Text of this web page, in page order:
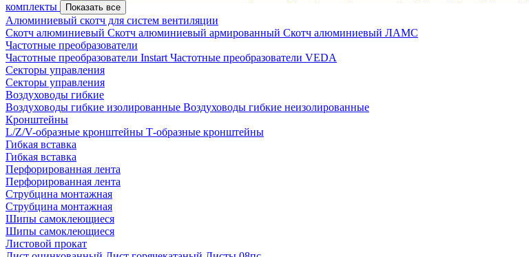
комплекты
Показать все
Алюминиевый скотч для систем вентиляции
Скотч алюминиевый Скотч алюминиевый армированный Скотч алюминиевый ЛАМС
Частотные преобразователи
Частотные преобразователи Instart Частотные преобразователи VEDA
Секторы управления
Секторы управления
Воздуховоды гибкие
Воздуховоды гибкие изолированные Воздуховоды гибкие неизолированные
Кронштейны
L/Z/V-образные кронштейны Т-образные кронштейны
Гибкая вставка
Гибкая вставка
Перфорированная лента
Перфорированная лента
Струбцина монтажная
Струбцина монтажная
Шипы самоклеющиеся
Шипы самоклеющиеся
Листовой прокат